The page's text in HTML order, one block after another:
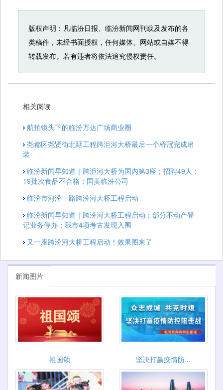
版权声明：凡临汾日报、临汾新闻网刊载及发布的各
类稿件，未经书面授权，任何媒体、网站或自媒不得
转载发布。若有违者将依法追究侵权责任。
相关阅读
航拍镜头下的临汾万达广场商业圈
尧都区尧贤街北延工程跨洰河大桥最后一个桥冠完成吊
装
临汾新闻早知道｜跨洰河大桥为国内第3座；招聘49人；
19批次食品不合格；国美临汾公司
临汾市河汾一路跨汾河大桥工程启动
临汾新闻早知道｜跨汾河大桥工程启动；部分不动产登
记业务停办；我市4项考古发现入围
又一座跨汾河大桥工程启动！效果图来了
新闻图片
祖国颂 坚决打赢疫情防...